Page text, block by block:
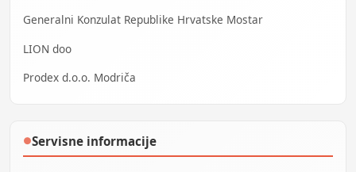
Generalni Konzulat Republike Hrvatske Mostar
LION doo
Prodex d.o.o. Modriča
●Servisne informacije